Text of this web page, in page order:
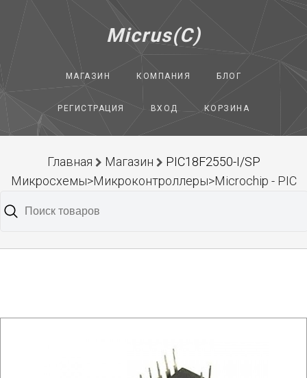
Micrus(C)
МАГАЗИН КОМПАНИЯ БЛОГ
РЕГИСТРАЦИЯ ВХОД КОРЗИНА
Главная Магазин
PIC18F2550-I/SP
Микросхемы>Микроконтроллеры>Microchip - PIC